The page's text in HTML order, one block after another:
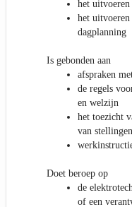
het uitvoeren
het
dagplanning
Is gebonden aan
afspraken
de regels
en welzijn
het toezicht
van
Doet beroep op
de
of een